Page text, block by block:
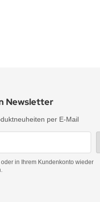
Newsletter
per E-Mail
in Ihrem Kundenkonto wieder